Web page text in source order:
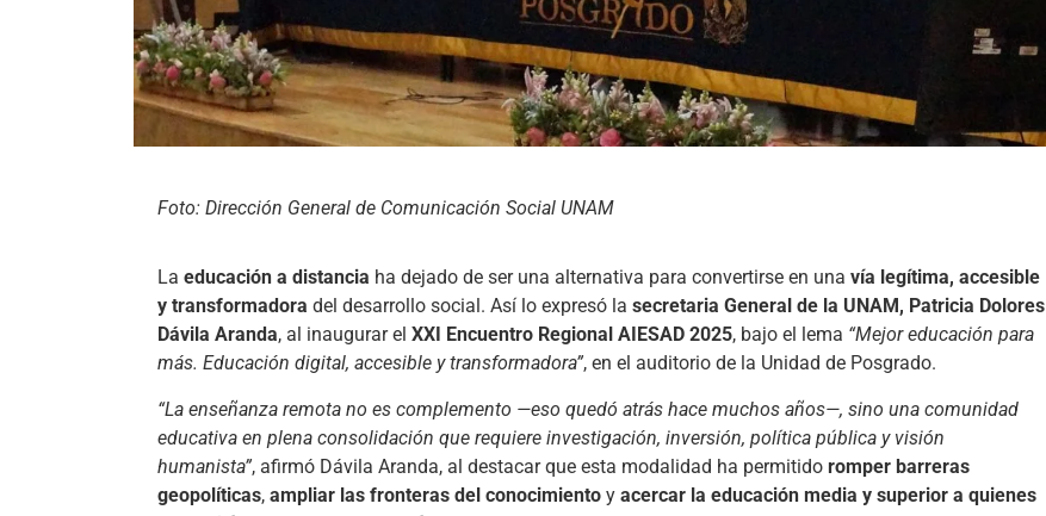
Foto: Dirección General de Comunicación Social UNAM
La educación a distancia ha dejado de ser una alternativa para convertirse en una vía legítima, accesible
y transformadora del desarrollo social. Así lo expresó la secretaria General de la UNAM, Patricia Dolores
Dávila Aranda, al inaugurar el XXI Encuentro Regional AIESAD 2025, bajo el lema “Mejor educación para
más. Educación digital, accesible y transformadora”, en el auditorio de la Unidad de Posgrado.
“La enseñanza remota no es complemento —eso quedó atrás hace muchos años—, sino una comunidad
educativa en plena consolidación que requiere investigación, inversión, política pública y visión
humanista”, afirmó Dávila Aranda, al destacar que esta modalidad ha permitido romper barreras
geopolíticas, ampliar las fronteras del conocimiento y acercar la educación media y superior a quienes